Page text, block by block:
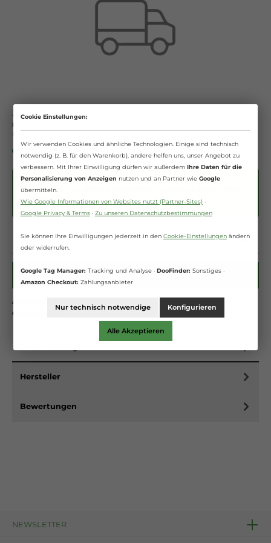
5,99 €*
Inhalt:
Preise inkl. MwSt. zzgl. Versandkosten
Sofort verfügbar, Lieferzeit: 1-3 Werktage
Nur bis Ende August!
10 % Rabatt
➔Zur Aktion
Anzahl
In den Warenkorb
Artikel-Nr.:
Gewicht:
Hersteller
Bewertungen
NEWSLETTER
Cookie Einstellungen:
Wir verwenden Cookies und ähnliche Technologien. Einige sind technisch
notwendig (z. B. für den Warenkorb), andere helfen uns, unser Angebot zu
verbessern. Mit Ihrer Einwilligung dürfen wir außerdem Ihre Daten für die
Personalisierung von Anzeigen nutzen und an Partner wie Google
übermitteln.
Wie Google Informationen von Websites nutzt (Partner-Sites)·
Google Privacy & Terms· Zu unseren Datenschutzbestimmungen
Sie können Ihre Einwilligungen jederzeit in den Cookie-Einstellungenändern
oder widerrufen.
Google Tag Manager: Tracking und Analyse · DooFinder: Sonstiges ·
Amazon Checkout: Zahlungsanbieter
Nur technisch notwendige Konfigurieren
Alle Akzeptieren